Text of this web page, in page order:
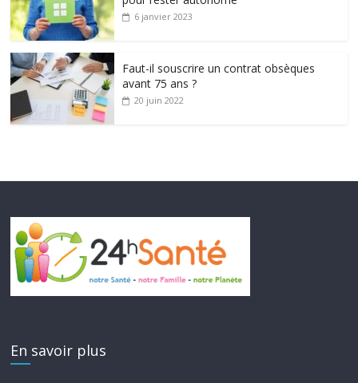
6 janvier 2023
Faut-il souscrire un contrat obsèques
avant 75 ans ?
20 juin 2022
En savoir plus